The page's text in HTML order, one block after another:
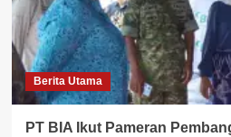
Berita Utama
PT BIA Ikut Pameran